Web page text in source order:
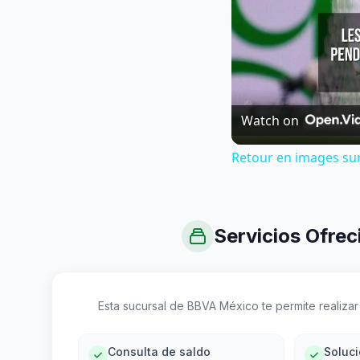
Watch on
Retour en images
Servicios
Esta sucursal de BBVA México te permite
Consulta de saldo